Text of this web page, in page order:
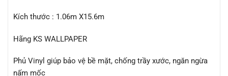
Kích thước : 1.06m X15.6m
Hãng KS WALLPAPER
Phủ Vinyl giúp bảo vệ bề mặt, chống trầy xước, ngăn ngừa
nấm mốc